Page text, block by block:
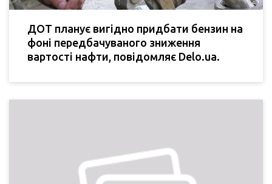
ДОТ планує вигідно придбати бензин на
фоні передбачуваного зниження
вартості нафти, повідомляє Delo.ua.